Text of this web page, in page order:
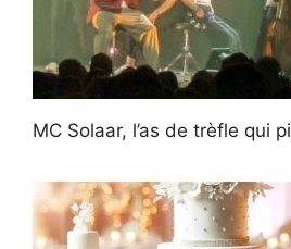
MC Solaar, l’as de trèfle qui